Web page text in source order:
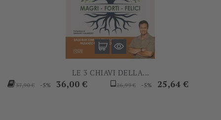
LE 3 CHIAVI DELLA...
Prezzo
37,90 € -5% Prezzo
36,00 €
Prezzo
26,99 € -5% Prezzo
25,64 €